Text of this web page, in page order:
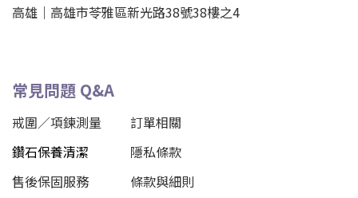
高雄｜ 高雄市苓雅區新光路38號38樓之4
常見問題 Q&A
戒圍／項鍊測量
訂單相關
鑽石保養清潔
隱私條款
售後保固服務
條款與細則